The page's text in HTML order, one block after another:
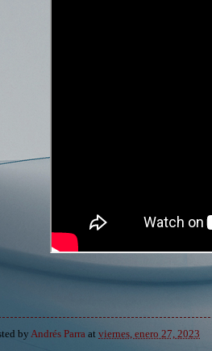
by Andrés Parra at viernes, enero 27, 2023